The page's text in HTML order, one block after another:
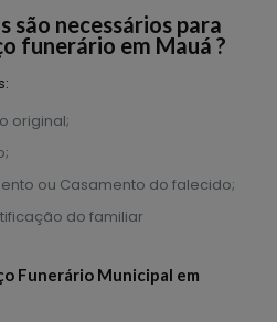
são necessários para
funerário em Mauá ?
original;
ou Casamento do falecido;
do familiar
Funerário Municipal em